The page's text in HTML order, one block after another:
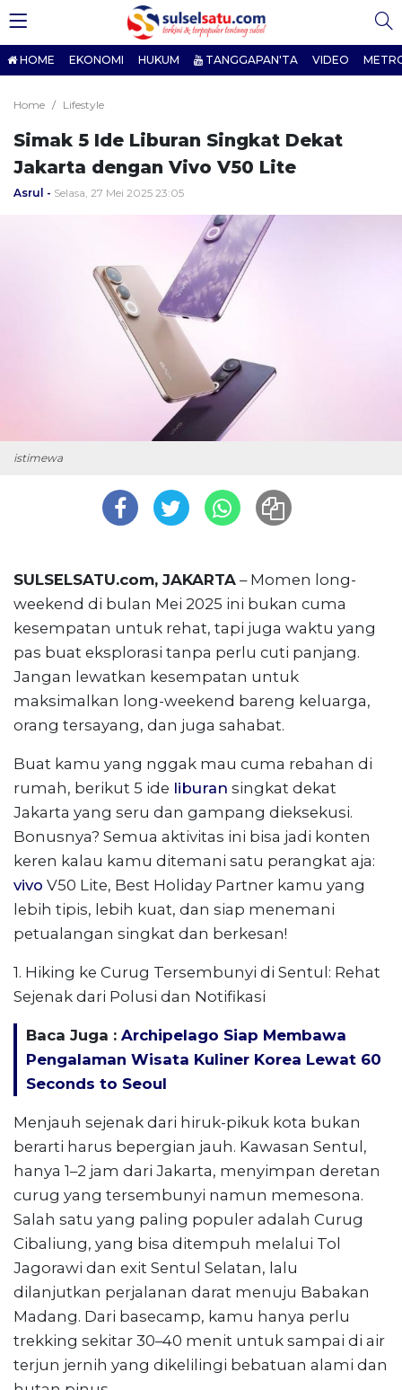
HOME EKONOMI HUKUM TANGGAPAN'TA VIDEO
Home Lifestyle
Simak 5 Ide Liburan Singkat Dekat
Jakarta dengan Vivo V50 Lite
Asrul Selasa, 27 Mei 2025 23:05
istimewa
SULSELSATU.com, JAKARTA – Momen long-
weekend di bulan Mei 2025 ini bukan cuma
kesempatan untuk rehat, tapi juga waktu yang
pas buat eksplorasi tanpa perlu cuti panjang.
Jangan lewatkan kesempatan untuk
maksimalkan long-weekend bareng keluarga,
orang tersayang, dan juga sahabat.
Buat kamu yang nggak mau cuma rebahan di
rumah, berikut 5 ide liburan singkat dekat
Jakarta yang seru dan gampang dieksekusi.
Bonusnya? Semua aktivitas ini bisa jadi konten
keren kalau kamu ditemani satu perangkat aja:
vivo V50 Lite, Best Holiday Partner kamu yang
lebih tipis, lebih kuat, dan siap menemani
petualangan singkat dan berkesan!
1. Hiking ke Curug Tersembunyi di Sentul: Rehat
Sejenak dari Polusi dan Notifikasi
Baca Juga : Archipelago Siap Membawa
Pengalaman Wisata Kuliner Korea Lewat 60
Seconds to Seoul
Menjauh sejenak dari hiruk-pikuk kota bukan
berarti harus bepergian jauh. Kawasan Sentul,
hanya 1–2 jam dari Jakarta, menyimpan deretan
curug yang tersembunyi namun memesona.
Salah satu yang paling populer adalah Curug
Cibaliung, yang bisa ditempuh melalui Tol
Jagorawi dan exit Sentul Selatan, lalu
dilanjutkan perjalanan darat menuju Babakan
Madang. Dari basecamp, kamu hanya perlu
trekking sekitar 30–40 menit untuk sampai di air
terjun jernih yang dikelilingi bebatuan alami dan